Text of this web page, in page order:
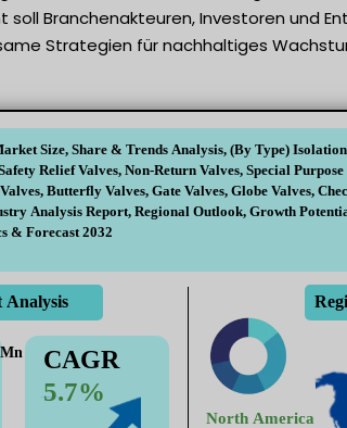
soll Branchenakteuren, Investoren und
Strategien für nachhaltiges